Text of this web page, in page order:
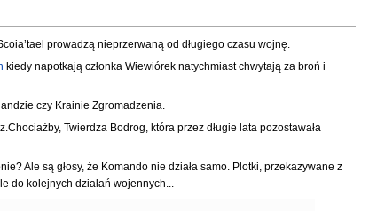
prowadzą nieprzerwaną od długiego czasu wojnę.
kiedy napotkają członka Wiewiórek natychmiast chwytają za broń i
czy Krainie Zgromadzenia.
Twierdza Bodrog, która przez długie lata pozostawała
Ale są głosy, że Komando nie działa samo. Plotki, przekazywane z
do kolejnych działań wojennych...